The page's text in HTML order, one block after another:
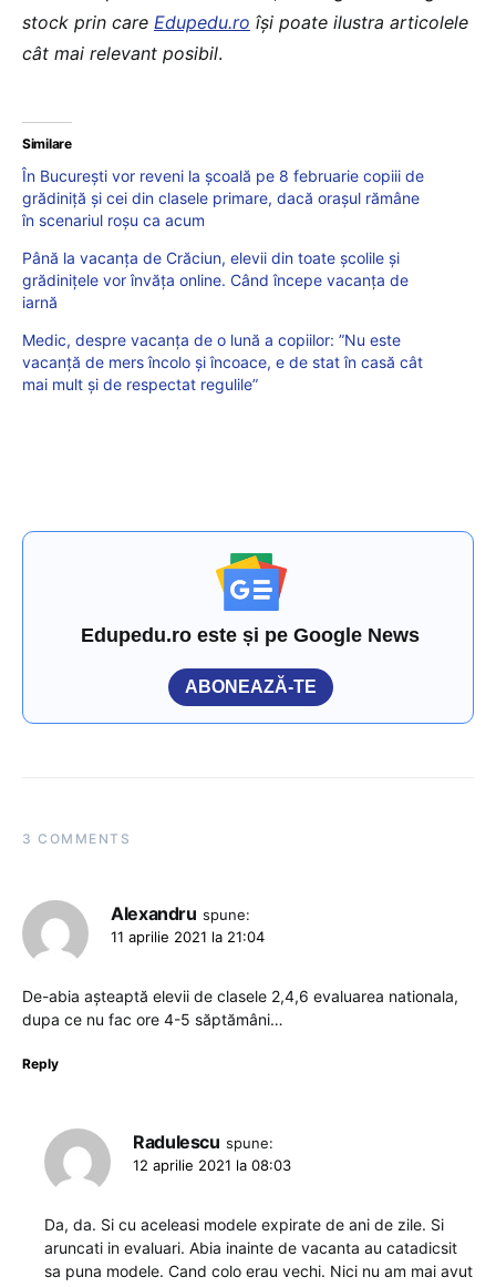
stock prin care Edupedu.ro îşi poate ilustra articolele
cât mai relevant posibil.
Similare
În București vor reveni la școală pe 8 februarie copiii de
grădiniță și cei din clasele primare, dacă orașul rămâne
în scenariul roșu ca acum
Până la vacanța de Crăciun, elevii din toate școlile și
grădinițele vor învăța online. Când începe vacanța de
iarnă
Medic, despre vacanța de o lună a copiilor: ”Nu este
vacanță de mers încolo și încoace, e de stat în casă cât
mai mult și de respectat regulile”
Edupedu.ro este și pe Google News
ABONEAZĂ-TE
3 COMMENTS
Alexandru spune:
11 aprilie 2021 la 21:04
De-abia așteaptă elevii de clasele 2,4,6 evaluarea nationala,
dupa ce nu fac ore 4-5 săptămâni…
Reply
Radulescu spune:
12 aprilie 2021 la 08:03
Da, da. Si cu aceleasi modele expirate de ani de zile. Si
aruncati in evaluari. Abia inainte de vacanta au catadicsit
sa puna modele. Cand colo erau vechi. Nici nu am mai avut